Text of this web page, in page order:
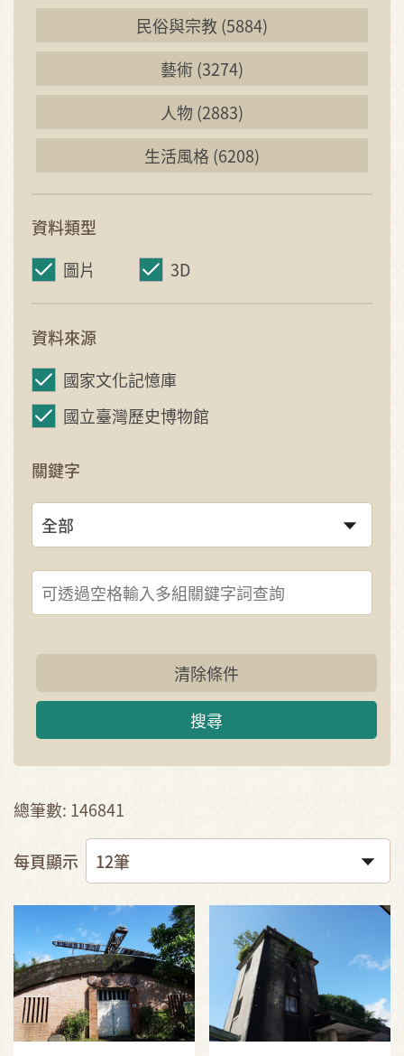
民俗與宗教 (5884)
藝術 (3274)
人物 (2883)
生活風格 (6208)
資料類型
圖片
3D
資料來源
國家文化記憶庫
國立臺灣歷史博物館
關鍵字
清除條件
搜尋
總筆數: 146841
每頁顯示